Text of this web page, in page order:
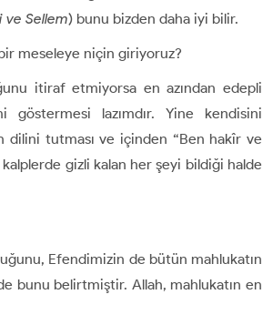
ve Sellem) bunu bizden daha iyi bilir.
bir meseleye niçin giriyoruz?
itiraf etmiyorsa en azından edepli
lazımdır. Yine kendisini
dilini tutması ve içinden “Ben hakîr ve
gizli kalan her şeyi bildiği halde
Efendimizin de bütün mahlukatın
bunu belirtmiştir. Allah, mahlukatın en